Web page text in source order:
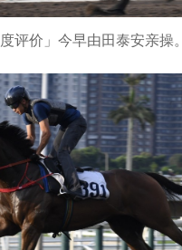
度评价」今早由田泰安亲操。